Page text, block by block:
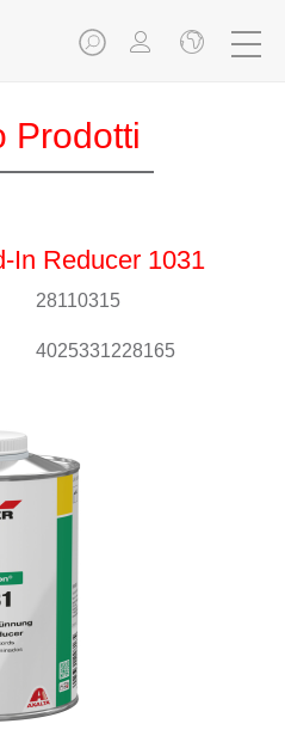
Prodotti
In Reducer 1031
28110315
4025331228165